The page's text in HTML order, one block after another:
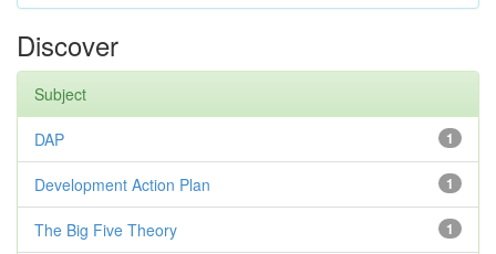
Discover
Subject
1
DAP
1
Development Action Plan
1
The Big Five Theory